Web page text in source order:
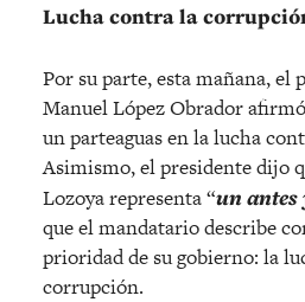
Lucha contra la
Por su parte, esta mañana, el
Manuel López Obrador
un parteaguas en la lucha
Asimismo, el presidente dijo
Lozoya representa “un antes
que el mandatario describe
prioridad de su gobierno: la
corrupción.